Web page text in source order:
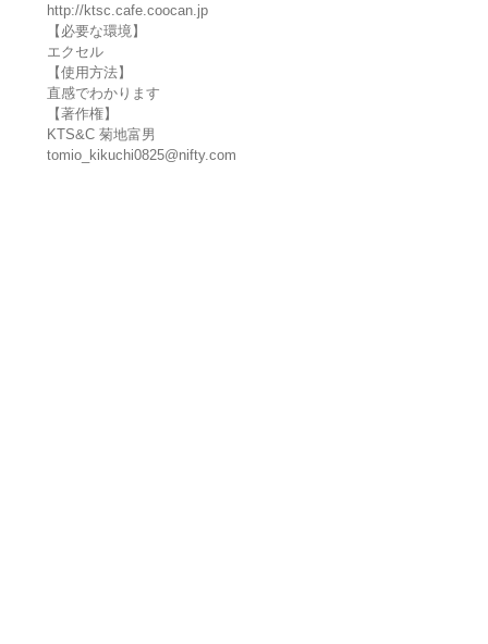
http://ktsc.cafe.coocan.jp
【必要な環境】
エクセル
【使用方法】
直感でわかります
【著作権】
KTS&C 菊地富男
tomio_kikuchi0825@nifty.com